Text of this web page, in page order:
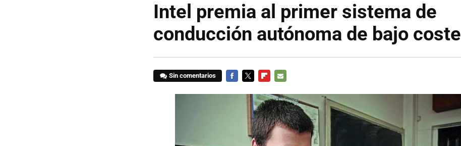
Intel premia al primer sistema de
conducción autónoma de bajo coste
Sin comentarios
MAIL